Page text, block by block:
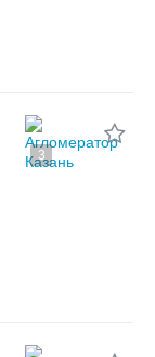
3